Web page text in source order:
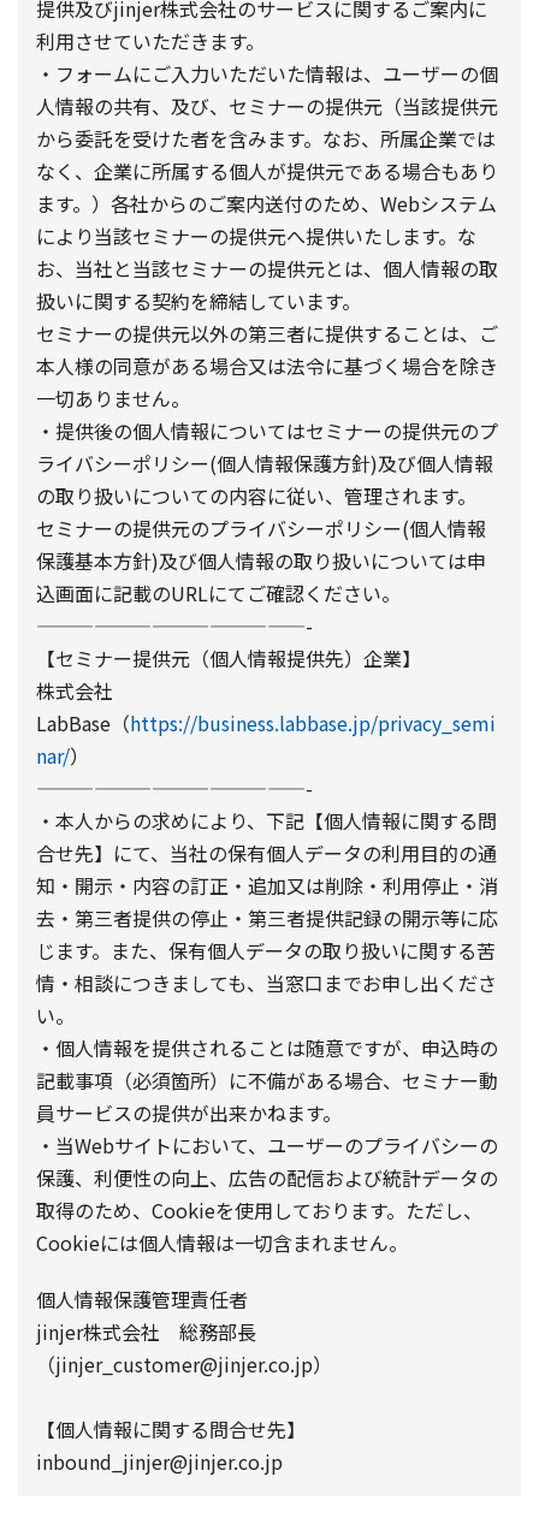
提供及びjinjer株式会社のサービスに関するご案内に
利用させていただきます。
・フォームにご入力いただいた情報は、ユーザーの個
人情報の共有、及び、セミナーの提供元（当該提供元
から委託を受けた者を含みます。なお、所属企業では
なく、企業に所属する個人が提供元である場合もあり
ます。）各社からのご案内送付のため、Webシステム
により当該セミナーの提供元へ提供いたします。な
お、当社と当該セミナーの提供元とは、個人情報の取
扱いに関する契約を締結しています。
セミナーの提供元以外の第三者に提供することは、ご
本人様の同意がある場合又は法令に基づく場合を除き
一切ありません。
・提供後の個人情報についてはセミナーの提供元のプ
ライバシーポリシー(個人情報保護方針)及び個人情報
の取り扱いについての内容に従い、管理されます。
セミナーの提供元のプライバシーポリシー(個人情報
保護基本方針)及び個人情報の取り扱いについては申
込画面に記載のURLにてご確認ください。
——————————————-
【セミナー提供元（個人情報提供先）企業】
株式会社
LabBase（https://business.labbase.jp/privacy_semi
nar/）
——————————————-
・本人からの求めにより、下記【個人情報に関する問
合せ先】にて、当社の保有個人データの利用目的の通
知・開示・内容の訂正・追加又は削除・利用停止・消
去・第三者提供の停止・第三者提供記録の開示等に応
じます。また、保有個人データの取り扱いに関する苦
情・相談につきましても、当窓口までお申し出くださ
い。
・個人情報を提供されることは随意ですが、申込時の
記載事項（必須箇所）に不備がある場合、セミナー動
員サービスの提供が出来かねます。
・当Webサイトにおいて、ユーザーのプライバシーの
保護、利便性の向上、広告の配信および統計データの
取得のため、Cookieを使用しております。ただし、
Cookieには個人情報は一切含まれません。
個人情報保護管理責任者
jinjer株式会社 総務部長
（jinjer_customer@jinjer.co.jp）
【個人情報に関する問合せ先】
inbound_jinjer@jinjer.co.jp